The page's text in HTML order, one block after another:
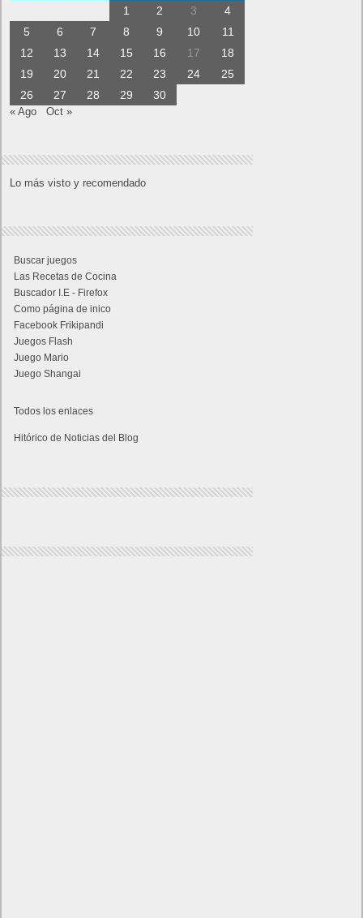
1 2 3
4
5
6 7 8 9 10
11
12
13 14 15 16 17
18
19
20 21 22 23 24
25
26
27 28 29 30
« Ago Oct »
Lo más visto y recomendado
Buscar juegos
Las Recetas de Cocina
Buscador I.E - Firefox
Como página de inico
Facebook Frikipandi
Juegos Flash
Juego Mario
Juego Shangai
Todos los enlaces
Hitórico de Noticias del Blog